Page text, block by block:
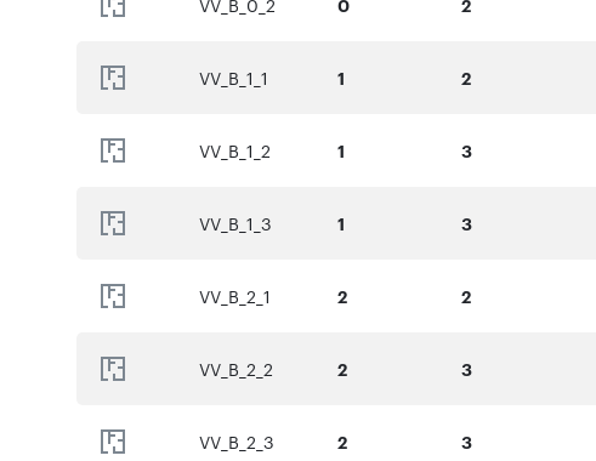
VV_B_1_1 1 2
VV_B_1_2 1 3
VV_B_1_3 1 3
VV_B_2_1 2 2
VV_B_2_2 2 3
VV_B_2_3 2 3